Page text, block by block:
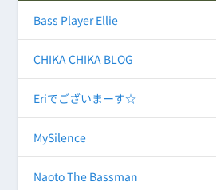
Bass Player Ellie
CHIKA CHIKA BLOG
Eriでございまーす☆
MySilence
Naoto The Bassman